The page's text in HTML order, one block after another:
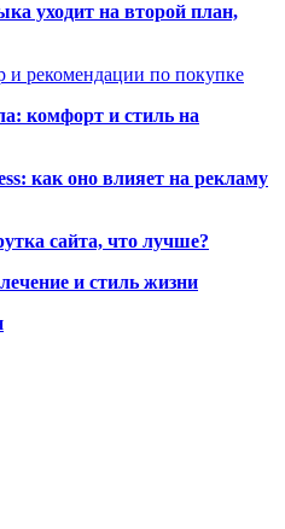
уходит на второй план,
и рекомендации по покупке
комфорт и стиль на
как оно влияет на рекламу
сайта, что лучше?
и стиль жизни